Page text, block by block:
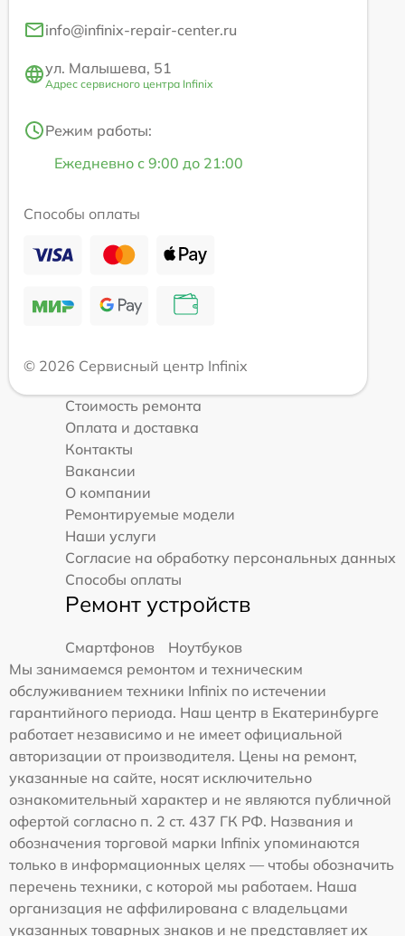
info@infinix-repair-center.ru
ул. Малышева, 51
Адрес сервисного центра Infinix
Режим работы:
Ежедневно с 9:00 до 21:00
Способы оплаты
© 2026 Сервисный центр Infinix
Стоимость ремонта
Оплата и доставка
Контакты
Вакансии
О компании
Ремонтируемые модели
Наши услуги
Согласие на обработку персональных данных
Способы оплаты
Ремонт устройств
Смартфонов
Ноутбуков
Мы занимаемся ремонтом и техническим
обслуживанием техники Infinix по истечении
гарантийного периода. Наш центр в Екатеринбурге
работает независимо и не имеет официальной
авторизации от производителя. Цены на ремонт,
указанные на сайте, носят исключительно
ознакомительный характер и не являются публичной
офертой согласно п. 2 ст. 437 ГК РФ. Названия и
обозначения торговой марки Infinix упоминаются
только в информационных целях — чтобы обозначить
перечень техники, с которой мы работаем. Наша
организация не аффилирована с владельцами
указанных товарных знаков и не представляет их